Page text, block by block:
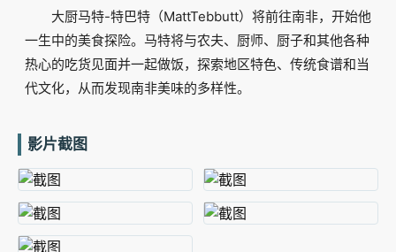
大厨马特-特巴特（MattTebbutt）将前往南非，开始他
一生中的美食探险。马特将与农夫、厨师、厨子和其他各种
热心的吃货见面并一起做饭，探索地区特色、传统食谱和当
代文化，从而发现南非美味的多样性。
影片截图